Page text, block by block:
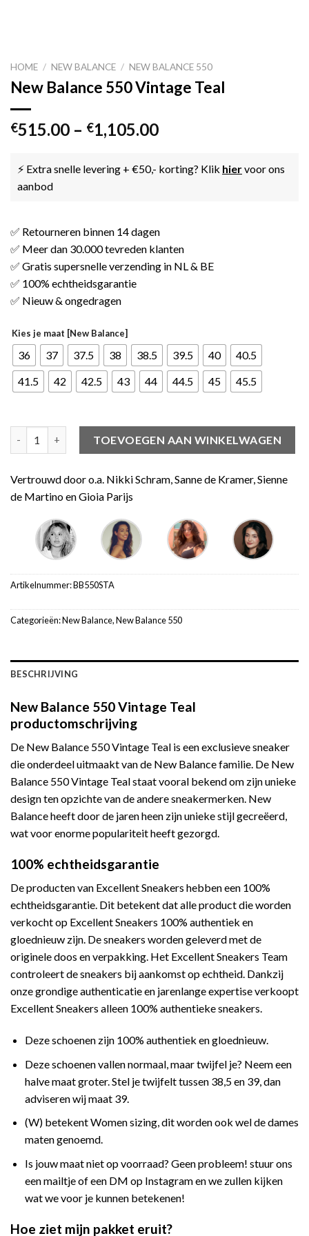
HOME / NEW BALANCE / NEW BALANCE 550
New Balance 550 Vintage Teal
€515.00 – €1,105.00
⚡ Extra snelle levering + €50,- korting? Klik hiervoor ons
aanbod
✅ Retourneren binnen 14 dagen
✅ Meer dan 30.000 tevreden klanten
✅ Gratis supersnelle verzending in NL & BE
✅ 100% echtheidsgarantie
✅ Nieuw & ongedragen
Kies je maat [New Balance]
36 37 37.5 38 38.5 39.5 40
40.5
41.5
42 42.5 43 44 44.5 45 45.5
TOEVOEGEN AAN WINKELWAGEN
Vertrouwd door o.a. Nikki Schram, Sanne de Kramer, Sienne
de Martino en Gioia Parijs
Artikelnummer:BB550STA
Categorieën:New Balance,New Balance 550
BESCHRIJVING
New Balance 550 Vintage Teal
productomschrijving
De New Balance 550 Vintage Teal is een exclusieve sneaker
die onderdeel uitmaakt van de New Balance familie. De New
Balance 550 Vintage Teal staat vooral bekend om zijn unieke
design ten opzichte van de andere sneakermerken. New
Balance heeft door de jaren heen zijn unieke stijl gecreëerd,
wat voor enorme populariteit heeft gezorgd.
100% echtheidsgarantie
De producten van Excellent Sneakers hebben een 100%
echtheidsgarantie. Dit betekent dat alle product die worden
verkocht op Excellent Sneakers 100% authentiek en
gloednieuw zijn. De sneakers worden geleverd met de
originele doos en verpakking. Het Excellent Sneakers Team
controleert de sneakers bij aankomst op echtheid. Dankzij
onze grondige authenticatie en jarenlange expertise verkoopt
Excellent Sneakers alleen 100% authentieke sneakers.
Deze schoenen zijn 100% authentiek en gloednieuw.
Deze schoenen vallen normaal, maar twijfel je? Neem een
halve maat groter. Stel je twijfelt tussen 38,5 en 39, dan
adviseren wij maat 39.
(W) betekent Women sizing, dit worden ook wel de dames
maten genoemd.
Is jouw maat niet op voorraad? Geen probleem! stuur ons
een mailtje of een DM op Instagram en we zullen kijken
wat we voor je kunnen betekenen!
Hoe ziet mijn pakket eruit?